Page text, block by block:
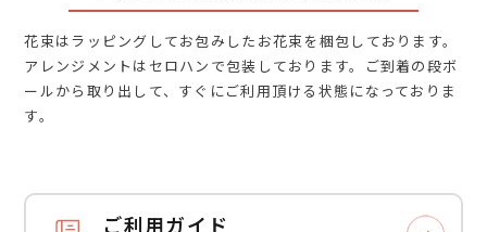
花束はラッピングしてお包みしたお花束を梱包しております。
アレンジメントはセロハンで包装しております。ご到着の段ボ
ールから取り出して、すぐにご利用頂ける状態になっておりま
す。
ご利用ガイド